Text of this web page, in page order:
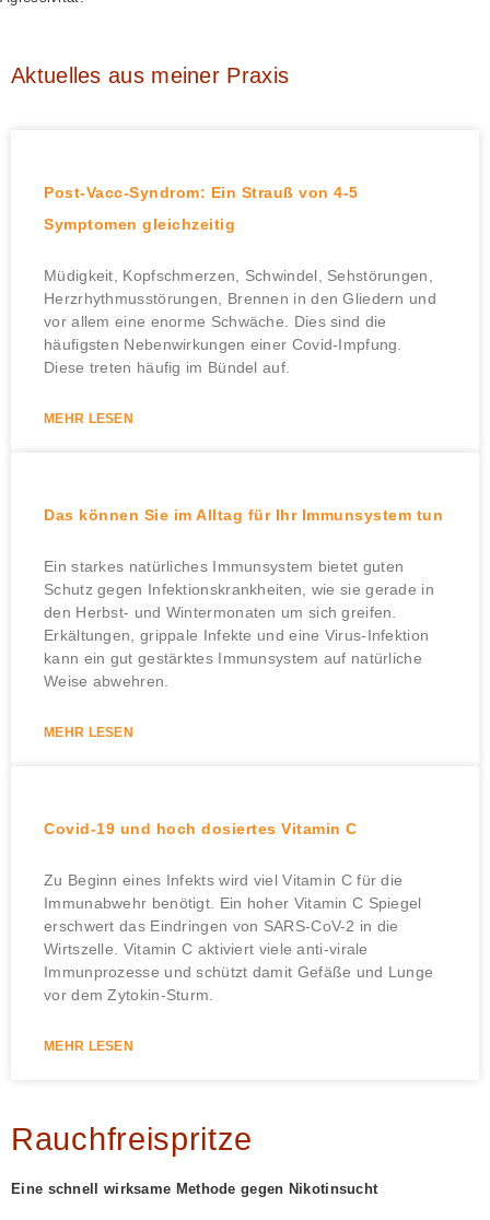
Aktuelles aus meiner Praxis
Post-Vacc-Syndrom: Ein Strauß von 4-5
Symptomen gleichzeitig
Müdigkeit, Kopfschmerzen, Schwindel, Sehstörungen,
Herzrhythmusstörungen, Brennen in den Gliedern und
vor allem eine enorme Schwäche. Dies sind die
häufigsten Nebenwirkungen einer Covid-Impfung.
Diese treten häufig im Bündel auf.
MEHR LESEN
Das können Sie im Alltag für Ihr Immunsystem tun
Ein starkes natürliches Immunsystem bietet guten
Schutz gegen Infektionskrankheiten, wie sie gerade in
den Herbst- und Wintermonaten um sich greifen.
Erkältungen, grippale Infekte und eine Virus-Infektion
kann ein gut gestärktes Immunsystem auf natürliche
Weise abwehren.
MEHR LESEN
Covid-19 und hoch dosiertes Vitamin C
Zu Beginn eines Infekts wird viel Vitamin C für die
Immunabwehr benötigt. Ein hoher Vitamin C Spiegel
erschwert das Eindringen von SARS-CoV-2 in die
Wirtszelle. Vitamin C aktiviert viele anti-virale
Immunprozesse und schützt damit Gefäße und Lunge
vor dem Zytokin-Sturm.
MEHR LESEN
Rauchfreispritze
Eine schnell wirksame Methode gegen Nikotinsucht